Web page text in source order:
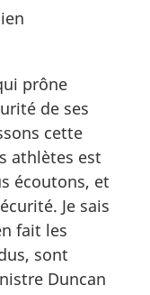
prône
de ses
cette
athlètes est
écoutons, et
Je sais
fait les
sont
Duncan